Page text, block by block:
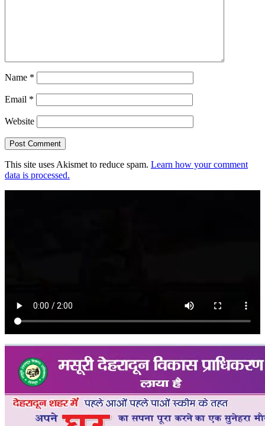
Name *
Email *
Website
This site uses Akismet to reduce spam. Learn how your comment
data is processed.